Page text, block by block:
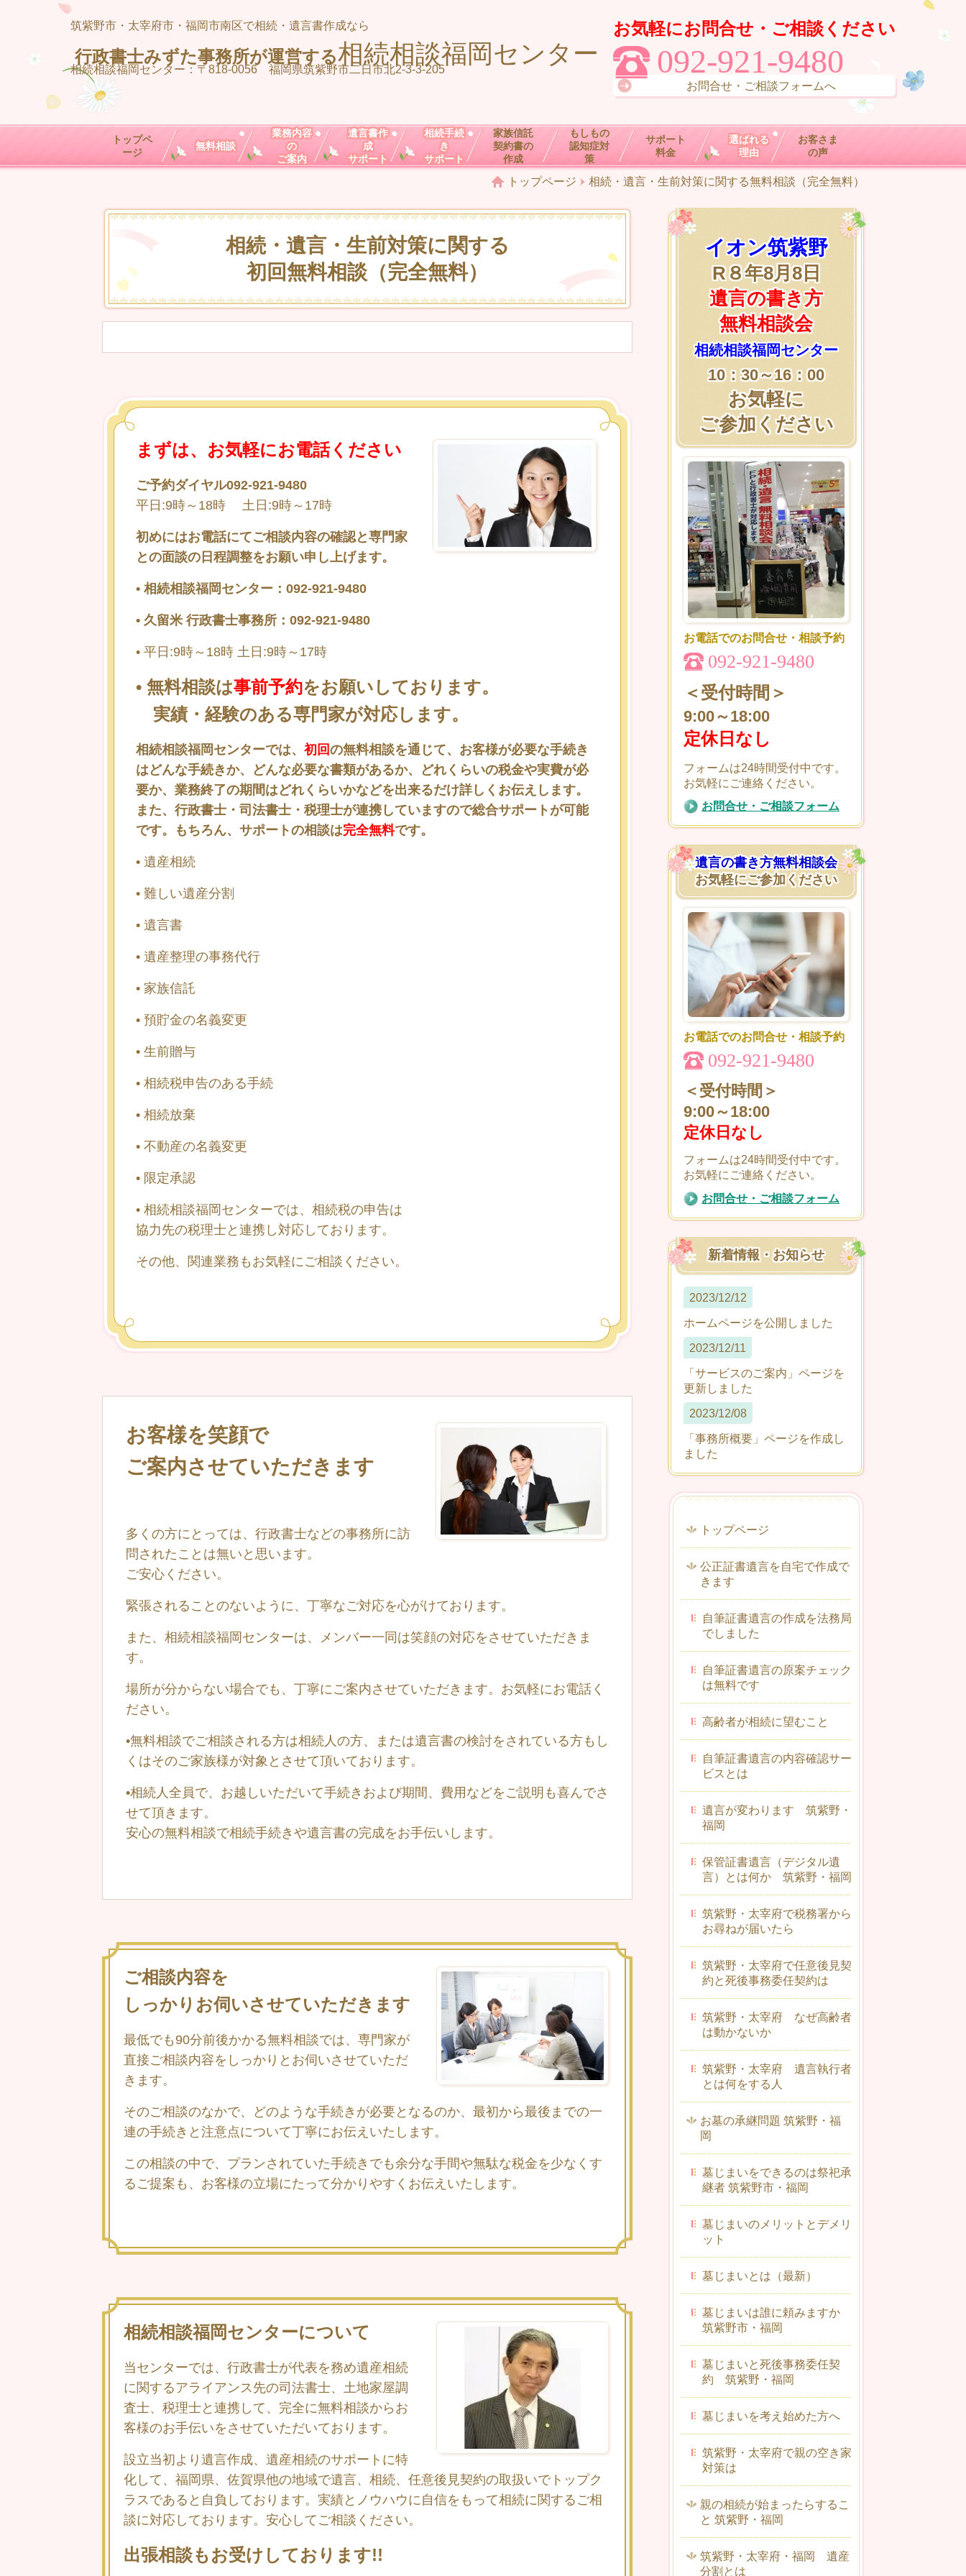
筑紫野市・太宰府市・福岡市南区で相続・遺言書作成なら
行政書士みずた事務所が運営する相続相談福岡センター
相続相談福岡センター： 〒818-0056 福岡県筑紫野市二日市北2-3-3-205
お気軽にお問合せ・ご相談ください
092-921-9480
お問合せ・ご相談フォームへ
トップペ
ージ
無料相談
業務内容
の
ご案内
遺言書作
成
サポート
相続手続
き
サポート
家族信託
契約書の
作成
もしもの
認知症対
策
サポート
料金
選ばれる
理由
お客さま
の声
トップページ 相続・遺言・生前対策に関する無料相談（完全無料）
相続・遺言・生前対策に関する
初回無料相談（完全無料）
まずは、お気軽にお電話ください
ご予約ダイヤル092-921-9480
平日:9時～18時 土日:9時～17時
初めにはお電話にてご相談内容の確認と専門家
との面談の日程調整をお願い申し上げます。
• 相続相談福岡センター：092-921-9480
• 久留米 行政書士事務所：092-921-9480
• 平日:9時～18時 土日:9時～17時
• 無料相談は事前予約をお願いしております。
実績・経験のある専門家が対応します。
相続相談福岡センターでは、 初回の無料相談を通じて、お客様が必要な手続き
はどんな手続きか、どんな必要な書類があるか、どれくらいの税金や実費が必
要か、業務終了の期間はどれくらいかなどを出来るだけ詳しくお伝えします。
また、行政書士・司法書士・税理士が連携していますので総合サポートが可能
です。もちろん、 サポートの相談は完全無料です。
• 遺産相続
• 難しい遺産分割
• 遺言書
• 遺産整理の事務代行
• 家族信託
• 預貯金の名義変更
• 生前贈与
• 相続税申告のある手続
• 相続放棄
• 不動産の名義変更
• 限定承認
• 相続相談福岡センターでは、相続税の申告は
協力先の税理士と連携し対応しております。
その他、関連業務もお気軽にご相談ください。
お客様を笑顔で
ご案内させていただきます
多くの方にとっては、行政書士などの事務所に訪
問されたことは無いと思います。
ご安心ください。
緊張されることのないように、丁寧なご対応を心がけております。
また、相続相談福岡センターは、メンバー一同は笑顔の対応をさせていただきま
す。
場所が分からない場合でも、丁寧にご案内させていただきます。お気軽にお電話く
ださい。
•無料相談でご相談される方は相続人の方、または遺言書の検討をされている方もし
くはそのご家族様が対象とさせて頂いております。
•相続人全員で、お越しいただいて手続きおよび期間、費用などをご説明も喜んでさ
せて頂きます。
安心の無料相談で相続手続きや遺言書の完成をお手伝いします。
ご相談内容を
しっかりお伺いさせていただきます
最低でも90分前後かかる無料相談では、専門家が
直接ご相談内容をしっかりとお伺いさせていただ
きます。
そのご相談のなかで、どのような手続きが必要となるのか、最初から最後までの一
連の手続きと注意点について丁寧にお伝えいたします。
この相談の中で、プランされていた手続きでも余分な手間や無駄な税金を少なくす
るご提案も、お客様の立場にたって分かりやすくお伝えいたします。
相続相談福岡センターについて
当センターでは、行政書士が代表を務め遺産相続
に関するアライアンス先の司法書士、土地家屋調
査士、税理士と連携して、完全に無料相談からお
客様のお手伝いをさせていただいております。
設立当初より遺言作成、遺産相続のサポートに特
化して、福岡県、佐賀県他の地域で遺言、相続、任意後見契約の取扱いでトップク
ラスであると自負しております。実績とノウハウに自信をもって相続に関するご相
談に対応しております。安心してご相談ください。
出張相談もお受けしております!!
イオン筑紫野
R８年8月8日
遺言の書き方
無料相談会
相続相談福岡センター
10：30～16：00
お気軽に
ご参加ください
お電話でのお問合せ・相談予約
092-921-9480
＜受付時間＞
9:00～18:00
定休日なし
フォームは24時間受付中です。
お気軽にご連絡ください。
お問合せ・ご相談フォーム
遺言の書き方無料相談会
お気軽にご参加ください
お電話でのお問合せ・相談予約
092-921-9480
＜受付時間＞
9:00～18:00
定休日なし
フォームは24時間受付中です。
お気軽にご連絡ください。
お問合せ・ご相談フォーム
新着情報・お知らせ
2023/12/12
ホームページを公開しました
2023/12/11
「サービスのご案内」ページを
更新しました
2023/12/08
「事務所概要」ページを作成し
ました
トップページ
公正証書遺言を自宅で作成で
きます
自筆証書遺言の作成を法務局
でしました
自筆証書遺言の原案チェック
は無料です
高齢者が相続に望むこと
自筆証書遺言の内容確認サー
ビスとは
遺言が変わります 筑紫野・
福岡
保管証書遺言（デジタル遺
言）とは何か 筑紫野・福岡
筑紫野・太宰府で税務署から
お尋ねが届いたら
筑紫野・太宰府で任意後見契
約と死後事務委任契約は
筑紫野・太宰府 なぜ高齢者
は動かないか
筑紫野・太宰府 遺言執行者
とは何をする人
お墓の承継問題 筑紫野・福
岡
墓じまいをできるのは祭祀承
継者 筑紫野市・福岡
墓じまいのメリットとデメリ
ット
墓じまいとは（最新）
墓じまいは誰に頼みますか
筑紫野市・福岡
墓じまいと死後事務委任契
約 筑紫野・福岡
墓じまいを考え始めた方へ
筑紫野・太宰府で親の空き家
対策は
親の相続が始まったらするこ
と 筑紫野・福岡
筑紫野・太宰府・福岡 遺産
分割とは